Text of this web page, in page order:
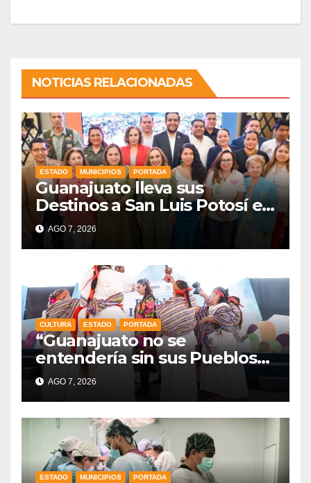
NOTICIAS RELACIONADAS
ESTADO MUNICIPIOS PORTADA
Guanajuato lleva sus
Destinos a San Luis Potosí en
vísperas de la FENAPO
AGO 7, 2026
CULTURA ESTADO PORTADA
“Guanajuato no se
entendería sin sus Pueblos
Indígenas”: Libia Dennise
fortalece el orgullo del
AGO 7, 2026
ESTADO MUNICIPIOS PORTADA